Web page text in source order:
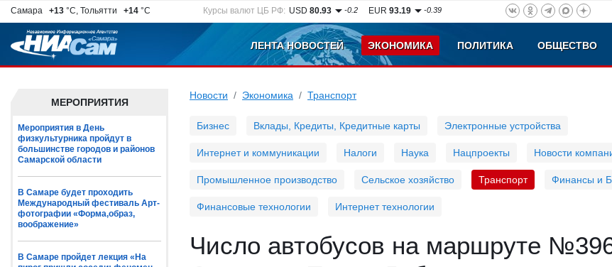
Самара +13 °C, Тольятти +14 °C Курсы валют ЦБ РФ: USD80.93 -0.2 EUR93.19 -0.39
ЛЕНТА НОВОСТЕЙ ЭКОНОМИКА ПОЛИТИКА ОБЩЕСТВО
МЕРОПРИЯТИЯ
Мероприятия в День
физкультурника пройдут в
большинстве городов и районов
Самарской области
В Самаре будет проходить
Международный фестиваль Арт-
фотографии «Форма,образ,
воображение»
В Самаре пройдет лекция «На
Новости Экономика Транспорт
Бизнес Вклады, Кредиты, Кредитные карты Электронные устройства
Интернет и коммуникации Налоги Наука Нацпроекты Новости
Промышленное производство Сельское хозяйство Транспорт Финансы и
Финансовые технологии Интернет технологии
Число автобусов на маршруте